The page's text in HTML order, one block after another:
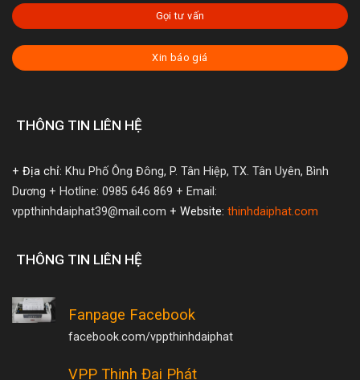
Gọi tư vấn
Xin báo giá
THÔNG TIN LIÊN HỆ
+ Địa chỉ: Khu Phố Ông Đông, P. Tân Hiệp, TX. Tân Uyên, Bình
Dương + Hotline: 0985 646 869 + Email:
vppthinhdaiphat39@mail.com + Website: thinhdaiphat.com
THÔNG TIN LIÊN HỆ
Fanpage Facebook
facebook.com/vppthinhdaiphat
VPP Thịnh Đại Phát